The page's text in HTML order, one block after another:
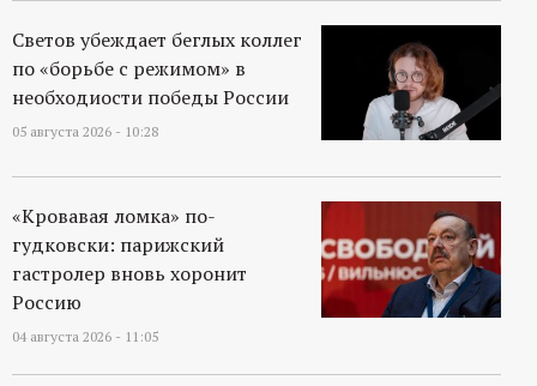
п
о
р
а
л
Светов убеждает беглых коллег
по «борьбе с режимом» в
необходиости победы России
05 августа 2026 - 10:28
«Кровавая ломка» по-
гудковски: парижский
гастролер вновь хоронит
Россию
04 августа 2026 - 11:05